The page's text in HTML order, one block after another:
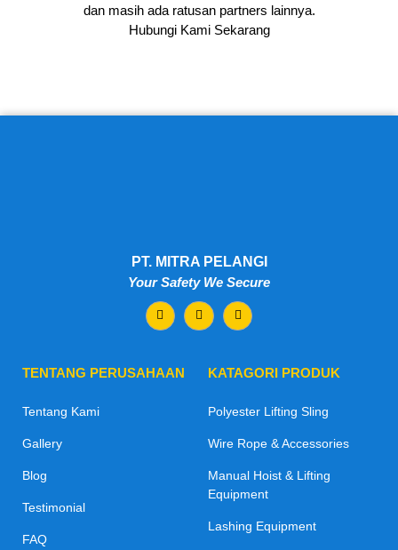
dan masih ada ratusan partners lainnya.
Hubungi Kami Sekarang
PT. MITRA PELANGI
Your Safety We Secure
TENTANG PERUSAHAAN
Tentang Kami
Gallery
Blog
Testimonial
FAQ
KATAGORI PRODUK
Polyester Lifting Sling
Wire Rope & Accessories
Manual Hoist & Lifting
Equipment
Lashing Equipment